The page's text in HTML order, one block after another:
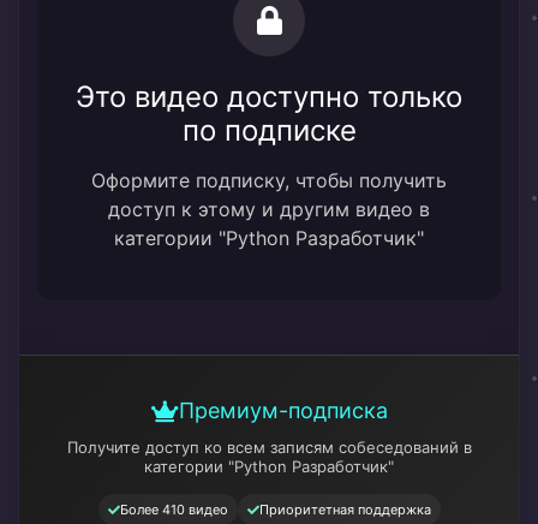
Это видео доступно только
по подписке
Оформите подписку, чтобы получить
доступ к этому и другим видео в
категории "Python Разработчик"
Премиум-подписка
Получите доступ ко всем записям собеседований в
категории "Python Разработчик"
Более 410 видео Приоритетная поддержка